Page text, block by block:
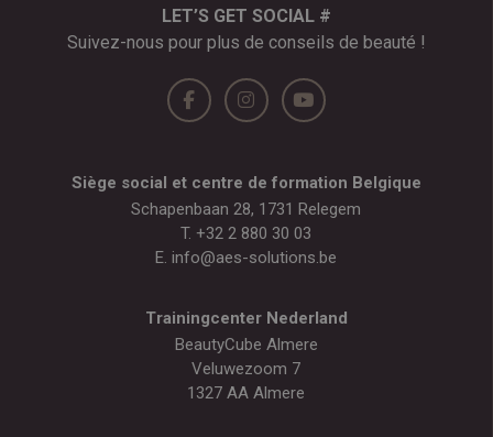
LET’S GET SOCIAL #
Suivez-nous pour plus de conseils de beauté !
Siège social et centre de formation Belgique
Schapenbaan 28, 1731 Relegem
T. +32 2 880 30 03
E. info@aes-solutions.be
Trainingcenter Nederland
BeautyCube Almere
Veluwezoom 7
1327 AA Almere